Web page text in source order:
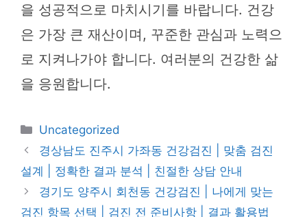
을 성공적으로 마치시기를 바랍니다. 건강
은 가장 큰 재산이며, 꾸준한 관심과 노력으
로 지켜나가야 합니다. 여러분의 건강한 삶
을 응원합니다.
카
테
고
리
Uncategorized
경상남도 진주시 가좌동 건강검진 | 맞춤 검진
설계 | 정확한 결과 분석 | 친절한 상담 안내
경기도 양주시 회천동 건강검진 | 나에게 맞는
검진 항목 선택 | 검진 전 준비사항 | 결과 활용법